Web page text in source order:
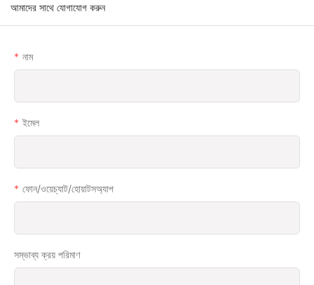
আমাদের সাথে যোগাযোগ করুন
নাম
ইমেল
ফোন/ওয়েচ্যাট/হোয়াটসঅ্যাপ
সম্ভাব্য ক্রয় পরিমাণ